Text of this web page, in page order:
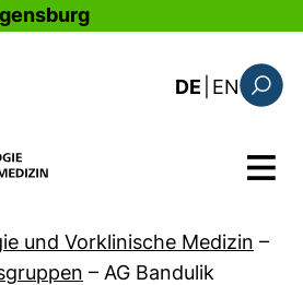
Direkt zum Inhalt
DE EN: the
Menü
und Vorklinische Medizin –
– AG Bandulik